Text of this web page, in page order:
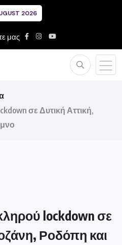
2026
μας
σε Δυτική Αττική,
lockdown σε
Ροδόπη και